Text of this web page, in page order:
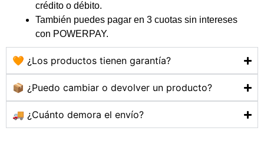
crédito o débito.
También puedes pagar en 3 cuotas sin intereses
con POWERPAY.
🧡 ¿Los productos tienen garantía?
📦 ¿Puedo cambiar o devolver un producto?
🚚 ¿Cuánto demora el envío?